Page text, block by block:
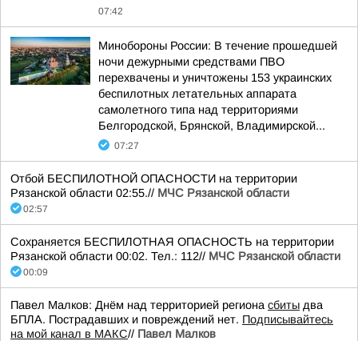
07:42
Минобороны России: В течение прошедшей
ночи дежурными средствами ПВО
перехвачены и уничтожены 153 украинских
беспилотных летательных аппарата
самолетного типа над территориями
Белгородской, Брянской, Владимирской...
07:27
Отбой БЕСПИЛОТНОЙ ОПАСНОСТИ на территории
Рязанской области 02:55.// МЧС Рязанской области
02:57
Сохраняется БЕСПИЛОТНАЯ ОПАСНОСТЬ на территории
Рязанской области 00:02. Тел.: 112// МЧС Рязанской области
00:09
Павел Малков: Днём над территорией региона сбиты два
БПЛА. Пострадавших и повреждений нет. Подписывайтесь
на мой канал в МАКС// Павел Малков